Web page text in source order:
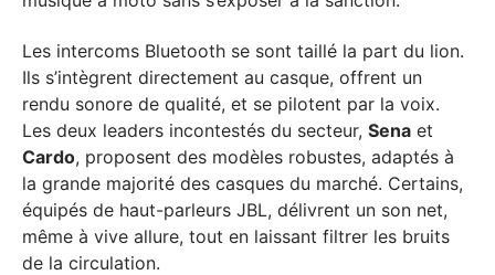
Les intercoms Bluetooth se sont taillé la part du lion.
Ils s’intègrent directement au casque, offrent un
rendu sonore de qualité, et se pilotent par la voix.
Les deux leaders incontestés du secteur, Sena et
Cardo, proposent des modèles robustes, adaptés à
la grande majorité des casques du marché. Certains,
équipés de haut-parleurs JBL, délivrent un son net,
même à vive allure, tout en laissant filtrer les bruits
de la circulation.